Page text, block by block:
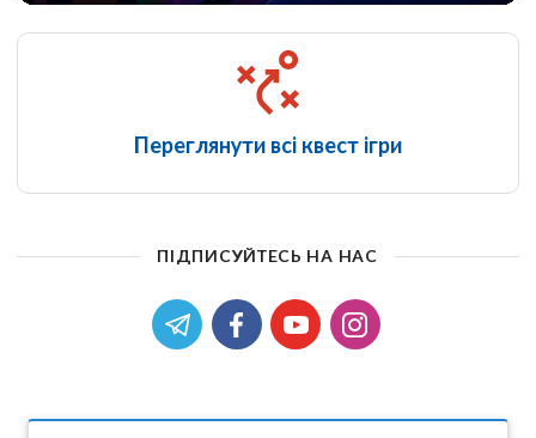
Переглянути всі квест ігри
ПІДПИСУЙТЕСЬ НА НАС